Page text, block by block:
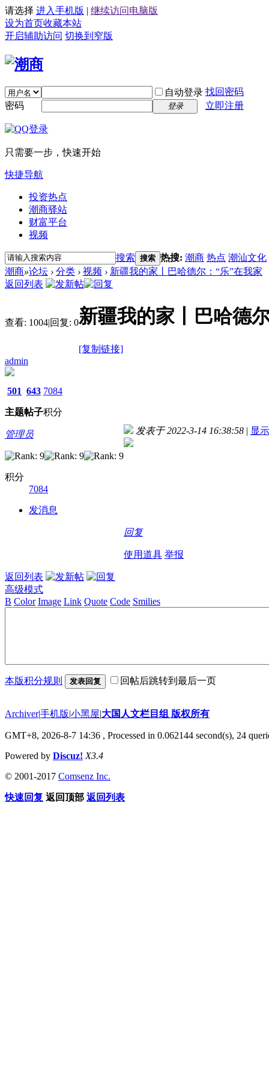
请选择 进入手机版 | 继续访问电脑版
设为首页收藏本站
开启辅助访问 切换到窄版
自动登录 找回密码
密码
登录 立即注册
只需要一步，快速开始
快捷导航
投资热点
潮商驿站
财富平台
视频
搜索 搜索 热搜: 潮商 热点 潮汕文化
潮商»论坛 › 分类 › 视频 › 新疆我的家丨巴哈德尔：“乐”在我家
返回列表
查看: 1004|回复: 0新疆我的家丨巴哈德
[复制链接]
admin
501
主题
643
帖子
7084
积分
管理员
积分
7084
发消息
发表于 2022-3-14 16:38:58 | 显
回复
使用道具 举报
返回列表
高级模式
B Color Image Link Quote Code Smilies
本版积分规则 发表回复 回帖后跳转到最后一页
Archiver|手机版|小黑屋|大国人文栏目组 版权所有
GMT+8, 2026-8-7 14:36 , Processed in 0.062144 second(s), 24
Powered by Discuz! X3.4
© 2001-2017 Comsenz Inc.
快速回复 返回顶部 返回列表